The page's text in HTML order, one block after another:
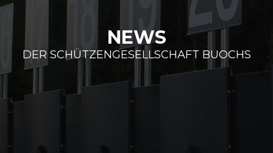
NEWS
DER SCHÜTZENGESELLSCHAFT BUOCHS